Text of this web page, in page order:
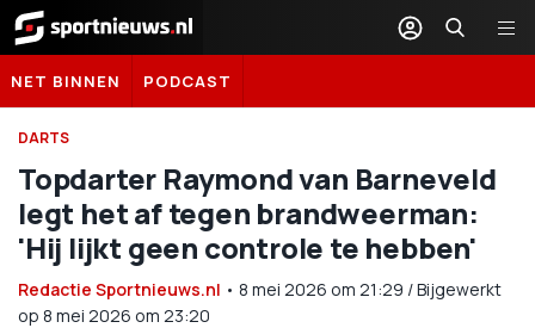
Sportnieuws.nl
NET BINNEN PODCAST
DARTS
Topdarter Raymond van Barneveld
legt het af tegen brandweerman:
'Hij lijkt geen controle te hebben'
Redactie Sportnieuws.nl • 8 mei 2026 om 21:29 /Bijgewerkt
op 8 mei 2026 om 23:20